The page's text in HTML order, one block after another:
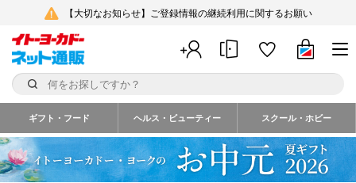
【大切なお知らせ】ご登録情報の継続利用に関するお願い
ギフト・フード ヘルス・ビューティー スクール・ホビー